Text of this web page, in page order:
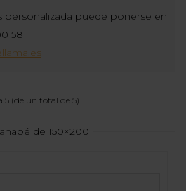
personalizada puede ponerse en
58
5 (de un total de 5)
de 150×200